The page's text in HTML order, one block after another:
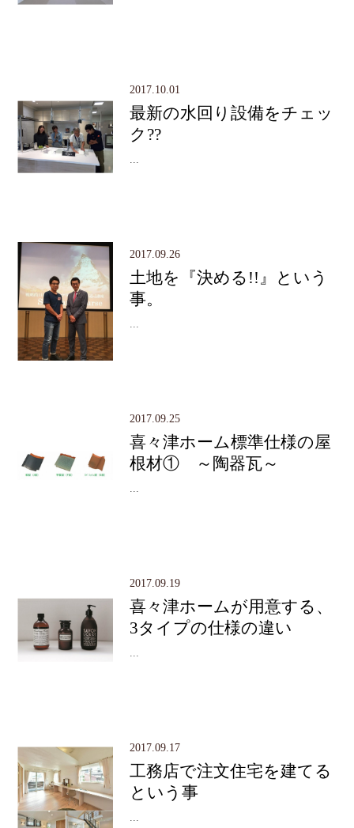
2017.10.01
最新の水回り設備をチェッ
ク??
2017.09.26
土地を『決める!!』という
事。
2017.09.25
喜々津ホーム標準仕様の屋
根材① ～陶器瓦～
2017.09.19
喜々津ホームが用意する、
3タイプの仕様の違い
2017.09.17
工務店で注文住宅を建てる
という事